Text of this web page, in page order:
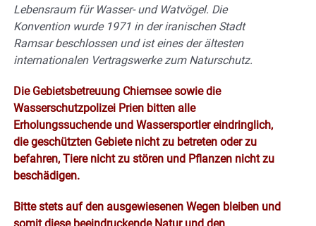
Lebensraum für Wasser- und Watvögel. Die
Konvention wurde 1971 in der iranischen Stadt
Ramsar beschlossen und ist eines der ältesten
internationalen Vertragswerke zum Naturschutz.
Die Gebietsbetreuung Chiemsee sowie die
Wasserschutzpolizei Prien bitten alle
Erholungssuchende und Wassersportler eindringlich,
die geschützten Gebiete nicht zu betreten oder zu
befahren, Tiere nicht zu stören und Pflanzen nicht zu
beschädigen.
Bitte stets auf den ausgewiesenen Wegen bleiben und
somit diese beeindruckende Natur und den